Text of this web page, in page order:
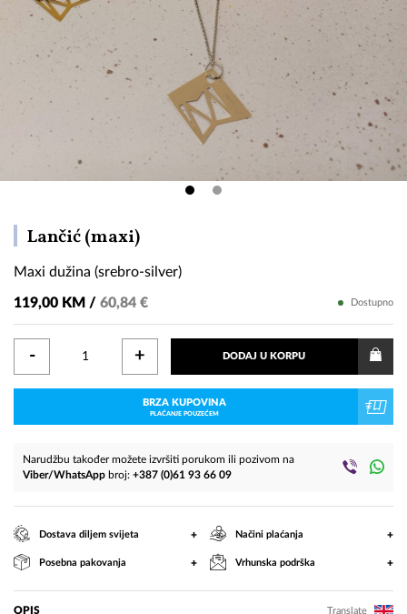
Lančić (maxi)Maxi
dužina
(srebro-
silver)
Maxi dužina (srebro-silver)
119,00 KM / 60,84 € Dostupno
- + DODAJ U KORPU
BRZA KUPOVINA
PLAĆANJE POUZEĆEM
Narudžbu također možete izvršiti porukom ili pozivom na
Viber/WhatsApp broj: +387 (0)61 93 66 09
Dostava diljem svijeta + Načini plaćanja +
Posebna pakovanja + Vrhunska podrška +
OPIS Translate